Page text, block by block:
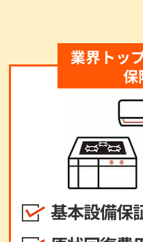
業界トッ
保
基本設備保